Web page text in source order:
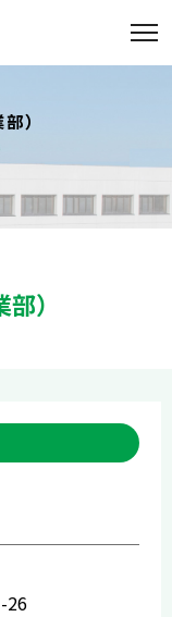
）
）
26